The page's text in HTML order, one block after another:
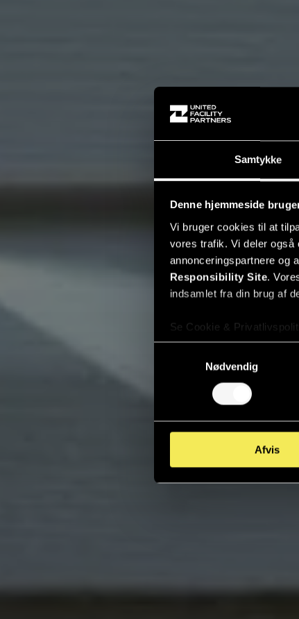
Samtykke
Denne hjemmeside
Vi bruger cookies til at
vores trafik. Vi deler også
annonceringspartnere og
Responsibility Site.
indsamlet fra din brug af
Se Cookie &
Nødvendig
Afvis